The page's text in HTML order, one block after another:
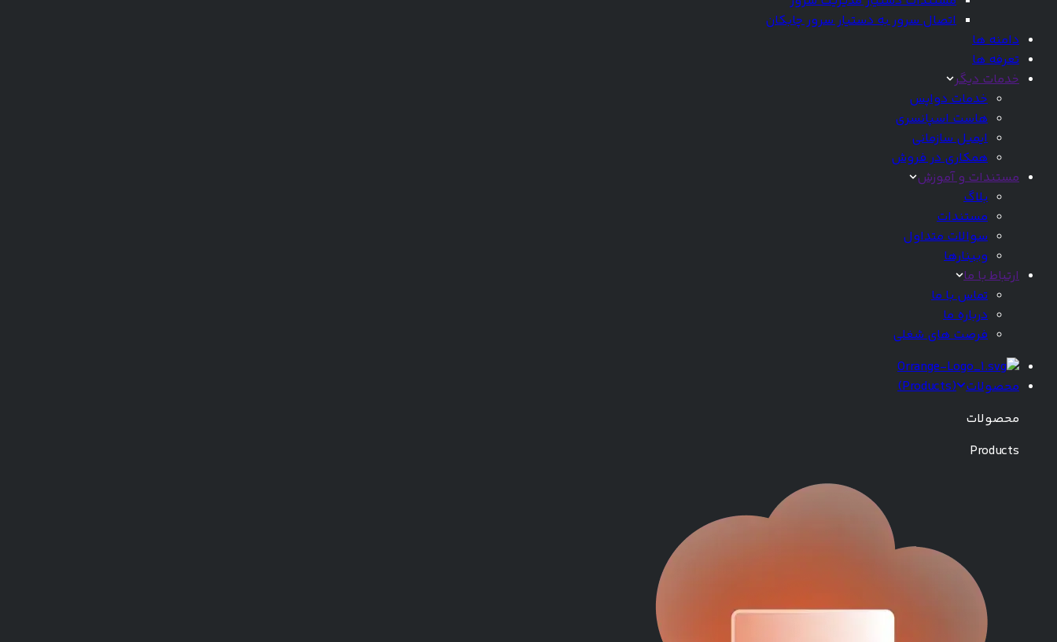
اتصال سرور به دستیار سرور چابکان
دامنه ها
تعرفه ها
خدمات دیگر
خدمات دواپس
هاست اسپانسری
ایمیل سازمانی
همکاری در فروش
مستندات و آموزش
بلاگ
مستندات
سوالات متداول
وبینارها
ارتباط با ما
تماس با ما
درباره ما
فرصت های شغلی
محصولات (
Products
)
محصولات
Products